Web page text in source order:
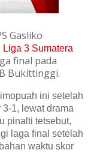
Gasliko
Liga 3 Sumatera
final pada
Bukittinggi.
ini setelah
1, lewat drama
pinalti tetsebut,
laga final setelah
waktu skor